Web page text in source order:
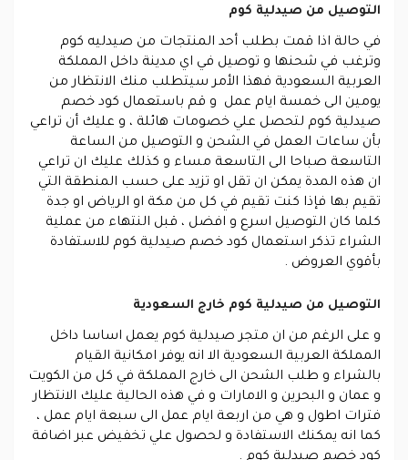
التوصيل من صيدلية كوم
في حالة اذا قمت بطلب أحد المنتجات من صيدليه كوم
وترغب في شحنها و توصيل في اي مدينة داخل المملكة
العربية السعودية فهذا الأمر سيتطلب منك الانتظار من
يومين الى خمسة ايام عمل و قم باستعمال كود خصم
صيدلية كوم لتحصل علي خصومات هائلة ، و عليك أن تراعي
بأن ساعات العمل في الشحن و التوصيل من الساعة
التاسعة صباحا الى التاسعة مساء و كذلك عليك ان تراعي
ان هذه المدة يمكن ان تقل او تزيد على حسب المنطقة التي
تقيم بها فإذا كنت تقيم في كل من مكة او الرياض او جدة
كلما كان التوصيل اسرع و افضل ، قبل النتهاء من عملية
الشراء تذكر استعمال كود خصم صيدلية كوم للاستفادة
بأقوي العروض .
التوصيل من صيدلية كوم خارج السعودية
و على الرغم من ان متجر صيدلية كوم يعمل اساسا داخل
المملكة العربية السعودية الا انه يوفر امكانية القيام
بالشراء و طلب الشحن الى خارج المملكة في كل من الكويت
و عمان و البحرين و الامارات و في هذه الحالية عليك الانتظار
فترات اطول و هي من اربعة ايام عمل الى سبعة ايام عمل ،
كما انه يمكنك الاستفادة و لحصول علي تخفيض عبر اضافة
كود خصم صيدلية كوم .